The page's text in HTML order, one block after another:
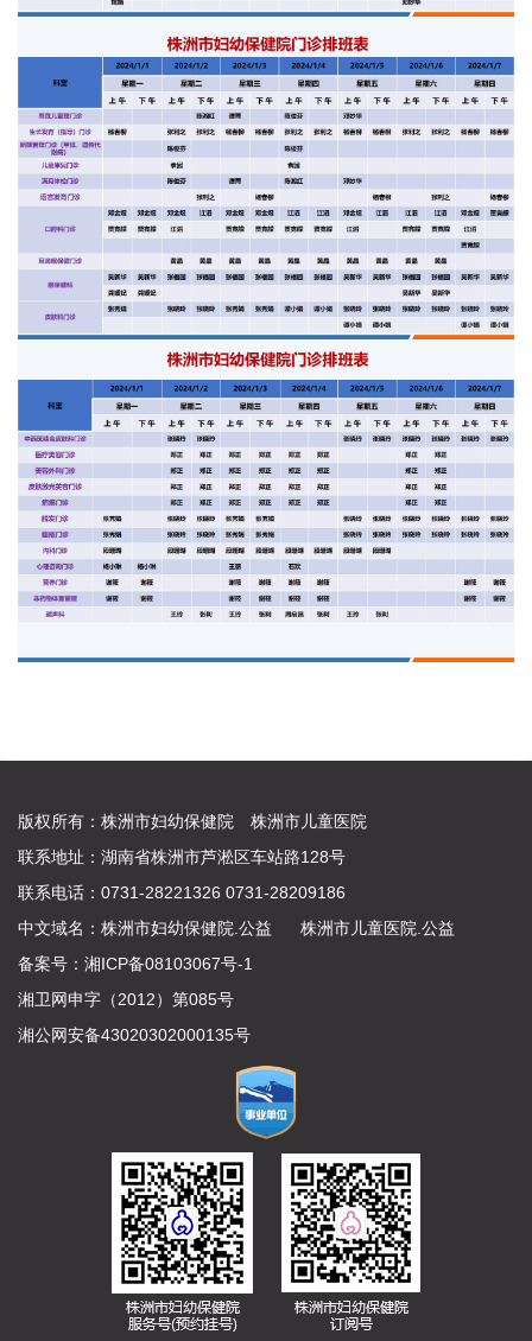
版权所有：株洲市妇幼保健院 株洲市儿童医院
联系地址：湖南省株洲市芦淞区车站路128号
联系电话：0731-28221326 0731-28209186
中文域名： 株洲市妇幼保健院.公益
株洲市儿童医院.公益
备案号： 湘ICP备08103067号-1
湘卫网申字（2012）第085号
湘公网安备43020302000135号